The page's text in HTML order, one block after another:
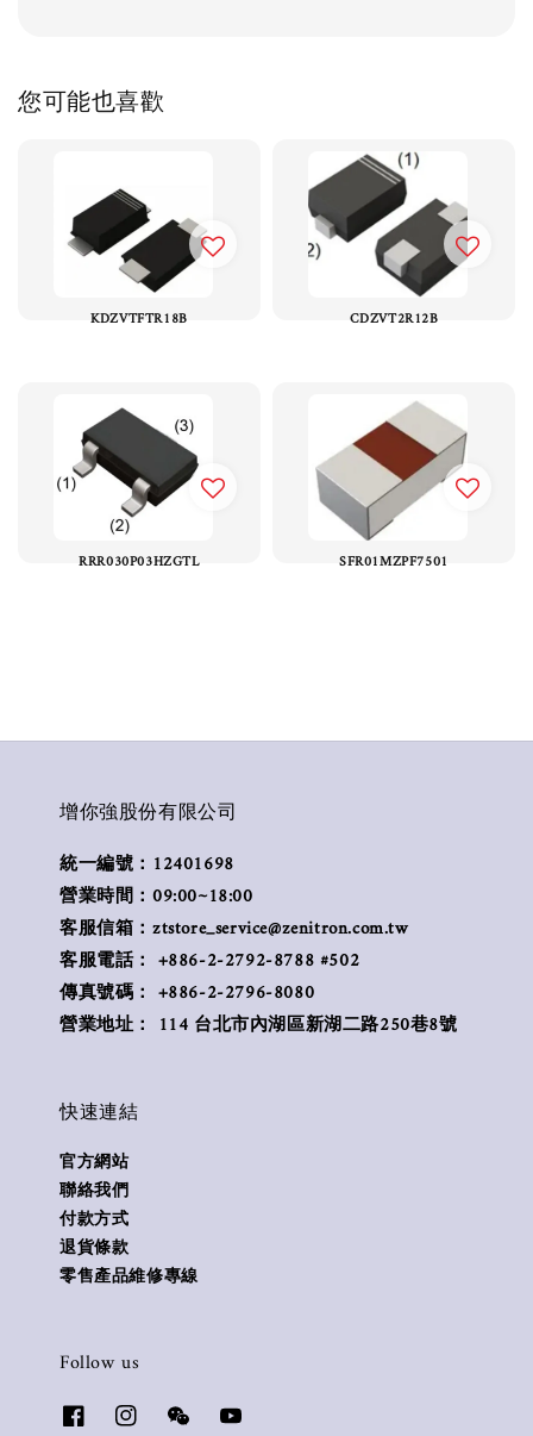
您可能也喜歡
KDZVTFTR18B CDZVT2R12B
RRR030P03HZGTL SFR01MZPF7501
增你強股份有限公司
統一編號：12401698
營業時間：09:00~18:00
客服信箱：ztstore_service@zenitron.com.tw
客服電話： +886-2-2792-8788 #502
傳真號碼： +886-2-2796-8080
營業地址： 114 台北市內湖區新湖二路250巷8號
快速連結
官方網站
聯絡我們
付款方式
退貨條款
零售產品維修專線
Follow us